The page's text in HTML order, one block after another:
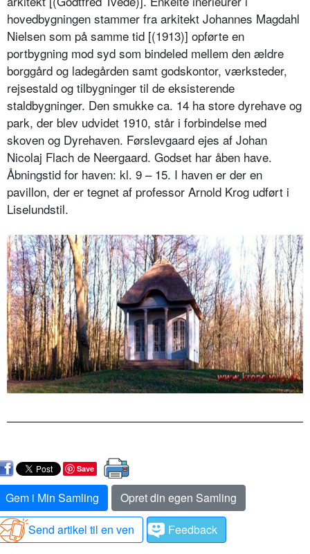
hovedbygningen stammer fra arkitekt Johannes Magdahl
Nielsen som på samme tid [(1913)] opførte en
portbygning mod syd som bindeled mellem den ældre
borggård og ladegården samt godskontor, værksteder,
rejsestald og tilbygninger til de eksisterende
staldbygninger. Den smukke ca. 14 ha store dyrehave og
park, der blev udvidet 1910, står i forbindelse med
skoven og Dyrehaven. Førslevgaard ejes af Johan
Nicolaj Flach de Neergaard. Godset har åben have.
Åbningstid for haven: kl. 9 – 15. I haven er der en
pavillon, der er tegnet af professor Arnold Krog udført i
Liselundstil.
Save
Gem i Min Samling
Opret din egen Samling
Send artikel til en ven
Feedback